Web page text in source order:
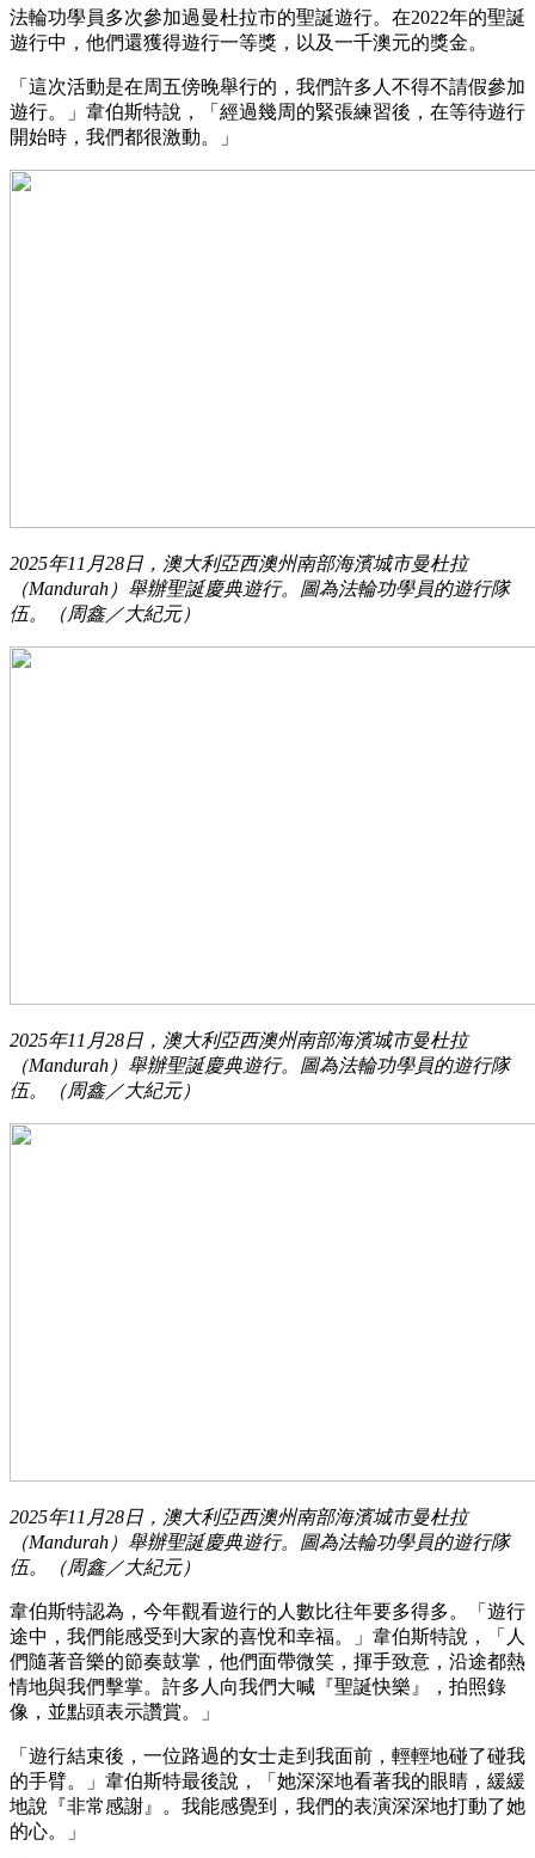
法輪功學員多次參加過曼杜拉市的聖誕遊行。在2022年的聖誕
遊行中，他們還獲得遊行一等獎，以及一千澳元的獎金。
「這次活動是在周五傍晚舉行的，我們許多人不得不請假參加
遊行。」韋伯斯特說，「經過幾周的緊張練習後，在等待遊行
開始時，我們都很激動。」
2025年11月28日，澳大利亞西澳州南部海濱城市曼杜拉
（Mandurah）舉辦聖誕慶典遊行。圖為法輪功學員的遊行隊
伍。（周鑫／大紀元）
2025年11月28日，澳大利亞西澳州南部海濱城市曼杜拉
（Mandurah）舉辦聖誕慶典遊行。圖為法輪功學員的遊行隊
伍。（周鑫／大紀元）
2025年11月28日，澳大利亞西澳州南部海濱城市曼杜拉
（Mandurah）舉辦聖誕慶典遊行。圖為法輪功學員的遊行隊
伍。（周鑫／大紀元）
韋伯斯特認為，今年觀看遊行的人數比往年要多得多。「遊行
途中，我們能感受到大家的喜悅和幸福。」韋伯斯特說，「人
們隨著音樂的節奏鼓掌，他們面帶微笑，揮手致意，沿途都熱
情地與我們擊掌。許多人向我們大喊『聖誕快樂』，拍照錄
像，並點頭表示讚賞。」
「遊行結束後，一位路過的女士走到我面前，輕輕地碰了碰我
的手臂。」韋伯斯特最後說，「她深深地看著我的眼睛，緩緩
地說『非常感謝』。我能感覺到，我們的表演深深地打動了她
的心。」